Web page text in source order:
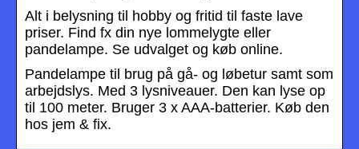
Alt i belysning til hobby og fritid til faste lave
priser. Find fx din nye lommelygte eller
pandelampe. Se udvalget og køb online.
Pandelampe til brug på gå- og løbetur samt som
arbejdslys. Med 3 lysniveauer. Den kan lyse op
til 100 meter. Bruger 3 x AAA-batterier. Køb den
hos jem & fix.